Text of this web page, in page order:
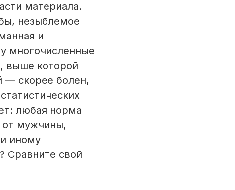
материала.
незыблемое
и
многочисленные
выше которой
— скорее болен,
любая норма
мужчины,
иному
Сравните свой